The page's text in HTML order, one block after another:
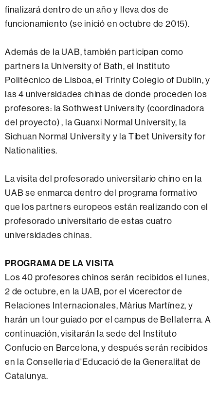
finalizará dentro de un año y lleva dos de
funcionamiento (se inició en octubre de 2015).
Además de la UAB, también participan como
partners la University of Bath, el Instituto
Politécnico de Lisboa, el Trinity Colegio of Dublin, y
las 4 universidades chinas de donde proceden los
profesores: la Sothwest University (coordinadora
del proyecto), la Guanxi Normal University, la
Sichuan Normal University y la Tibet University for
Nationalities.
La visita del profesorado universitario chino en la
UAB se enmarca dentro del programa formativo
que los partners europeos están realizando con el
profesorado universitario de estas cuatro
universidades chinas.
PROGRAMA DE LA VISITA
Los 40 profesores chinos serán recibidos el lunes,
2 de octubre, en la UAB, por el vicerector de
Relaciones Internacionales, Màrius Martínez, y
harán un tour guiado por el campus de Bellaterra. A
continuación, visitarán la sede del Instituto
Confucio en Barcelona, ​​y después serán recibidos
en la Conselleria d'Educació de la Generalitat de
Catalunya.